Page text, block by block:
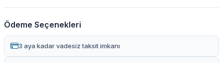
Ödeme Seçenekleri
3 aya kadar vadesiz taksit imkanı